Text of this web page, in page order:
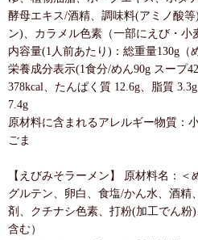
酵母エキス/酒精、調味料(アミノ酸
ン)、カラメル色素（一部にえび・小
内容量(1人前あたり)：総重量130g（
栄養成分表示(1食分/めん90g スープ
378kcal、たんぱく質 12.6g、脂質
7.4g
原材料に含まれるアレルギー物質：
ごま
【えびみそラーメン】 原材料名：
グルテン、卵白、食塩/かん水、酒精
剤、クチナシ色素、打粉(加工でん粉
含む）